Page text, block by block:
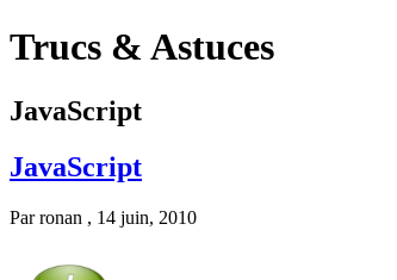
Trucs & Astuces
JavaScript
JavaScript
Parronan , 14 juin, 2010